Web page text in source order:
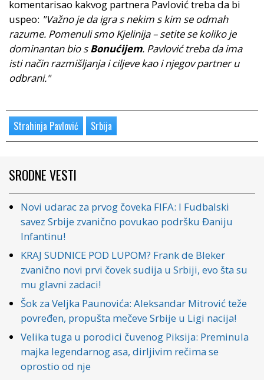
komentarisao kakvog partnera Pavlović treba da bi
uspeo: "Važno je da igra s nekim s kim se odmah
razume. Pomenuli smo Kjelinija – setite se koliko je
dominantan bio sBonućijem. Pavlović treba da ima
isti način razmišljanja i ciljeve kao i njegov partner u
odbrani."
Strahinja Pavlović Srbija
SRODNE VESTI
Novi udarac za prvog čoveka FIFA: I Fudbalski
savez Srbije zvanično povukao podršku Đaniju
Infantinu!
KRAJ SUDNICE POD LUPOM? Frank de Bleker
zvanično novi prvi čovek sudija u Srbiji, evo šta su
mu glavni zadaci!
Šok za Veljka Paunovića: Aleksandar Mitrović teže
povređen, propušta mečeve Srbije u Ligi nacija!
Velika tuga u porodici čuvenog Piksija: Preminula
majka legendarnog asa, dirljivim rečima se
oprostio od nje